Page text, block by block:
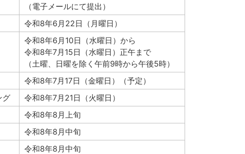
（電子メールにて提出）
令和8年6月22日（月曜日）
令和8年6月10日（水曜日）から
令和8年7月15日（水曜日）正午まで
（土曜、日曜を除く午前9時から午後5時）
令和8年7月17日（金曜日）（予定）
グ
令和8年7月21日（火曜日）
令和8年8月上旬
令和8年8月中旬
令和8年8月中旬